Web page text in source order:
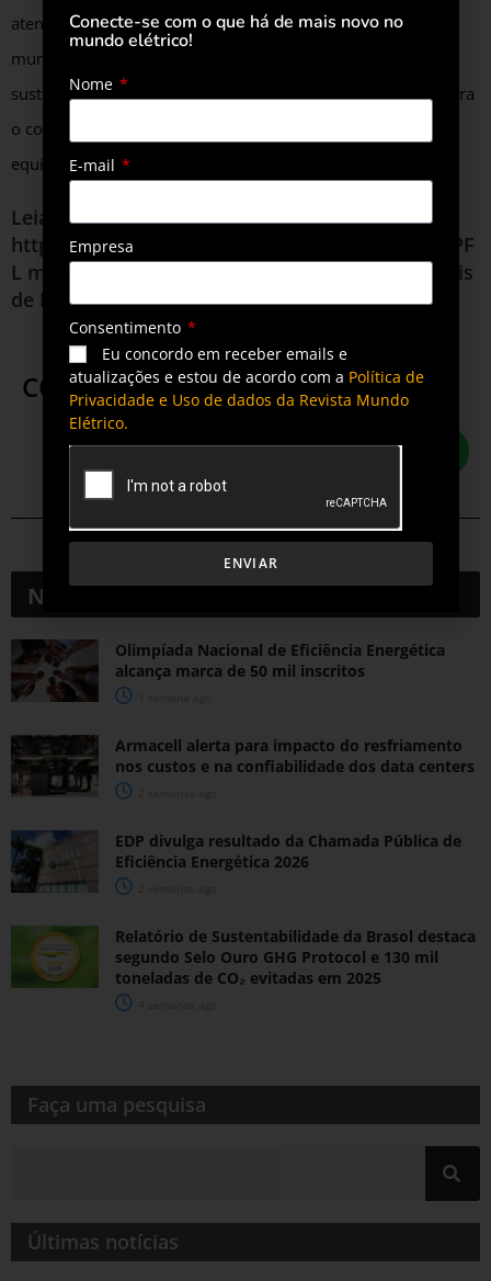
atendimento médico para grande parte da população do
município. O projeto de eficiência energética auxilia na
sustentabilidade financeira do hospital, além de orientar para
o consumo consciente de energia e a substituição de
equipamentos obsoletos por mais eficientes.
Leia também
https://revistamundoeletrico.com.br/interna/CPF
L moderniza sistemas de iluminação de hospitais
de Ribeirão Preto
COMPARTILHE ESTA POSTAGEM
NotíciasRelacionadas
Olimpíada Nacional de Eficiência Energética
alcança marca de 50 mil inscritos
Armacell alerta para impacto do resfriamento
nos custos e na confiabilidade dos data centers
EDP divulga resultado da Chamada Pública de
Eficiência Energética 2026
Relatório de Sustentabilidade da Brasol destaca
segundo Selo Ouro GHG Protocol e 130 mil
toneladas de CO₂ evitadas em 2025
Faça uma pesquisa​​
Últimas notícias
Conecte-se com o que há de mais novo no
mundo elétrico!
Nome
E-mail
Empresa
Consentimento
Eu concordo em receber emails e
atualizações e estou de acordo com a Política de
Privacidade e Uso de dados da Revista Mundo
Elétrico.
ENVIAR